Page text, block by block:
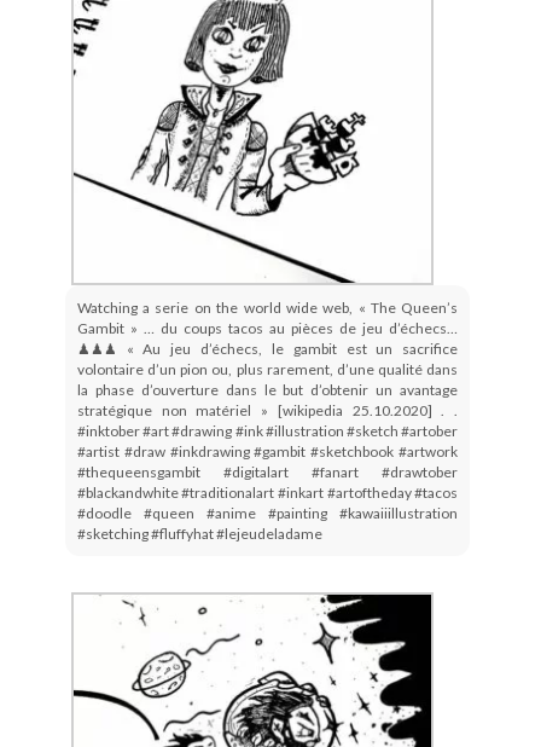
Watching a serie on the world wide web, « The Queen’s
Gambit » … du coups tacos au pièces de jeu d’échecs…
♟♟♟ « Au jeu d’échecs, le gambit est un sacrifice
volontaire d’un pion ou, plus rarement, d’une qualité dans
la phase d’ouverture dans le but d’obtenir un avantage
stratégique non matériel » [wikipedia 25.10.2020] . .
#inktober #art #drawing #ink #illustration #sketch #artober
#artist #draw #inkdrawing #gambit #sketchbook #artwork
#thequeensgambit #digitalart #fanart #drawtober
#blackandwhite #traditionalart #inkart #artoftheday #tacos
#doodle #queen #anime #painting #kawaiiillustration
#sketching #fluffyhat #lejeudeladame